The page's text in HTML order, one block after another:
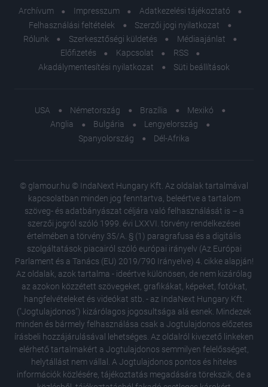
Ezt a
Archívum Impresszum
Adatkezelési tájékoztató
Felhasználási feltételek
Szerzői jogi nyilatkozat
Rólunk
Szerkesztőségi küldetés
Médiaajánlat
Előfizetés
Kapcsolat
RSS
Akadálymentesítési nyilatkozat
Süti beállítások
USA Németország Brazília
Mexikó
Anglia
Bulgária
Lengyelország
Spanyolország
Dél-Afrika
© glamour.hu © IndaNext Hungary Kft. Az oldalak tartalmával
kapcsolatban minden jog fenntartva, beleértve a tartalom
szöveg- és adatbányászat céljára való felhasználását is – a
szerzői jogról szóló 1999. évi LXXVI. törvény rendelkezései
értelmében a törvény 35/A. § (1) paragrafusa és a digitális
szolgáltatások piacairól szóló európai irányelv (Az Európai
Parlament és a Tanács (EU) 2019/790 Irányelve) 4. cikke alapján!
Az oldalak, azok tartalma - ideértve különösen, de nem kizárólag
az azokon közzétett szövegeket, grafikákat, képeket, fotókat,
hangfelvételeket és videókat stb. - az IndaNext Hungary Kft.
("Jogtulajdonos") kizárólagos jogosultsága alá esnek. Mindezek
minden és bármely felhasználása csak a Jogtulajdonos előzetes
írásbeli hozzájárulásával lehetséges. Az oldalról kivezető linkeken
elérhető tartalmakért a Jogtulajdonos semmilyen felelősséget,
helytállást nem vállal. A Jogtulajdonos pontos és hiteles
információk közlésére, tájékoztatás megadására törekszik, de a